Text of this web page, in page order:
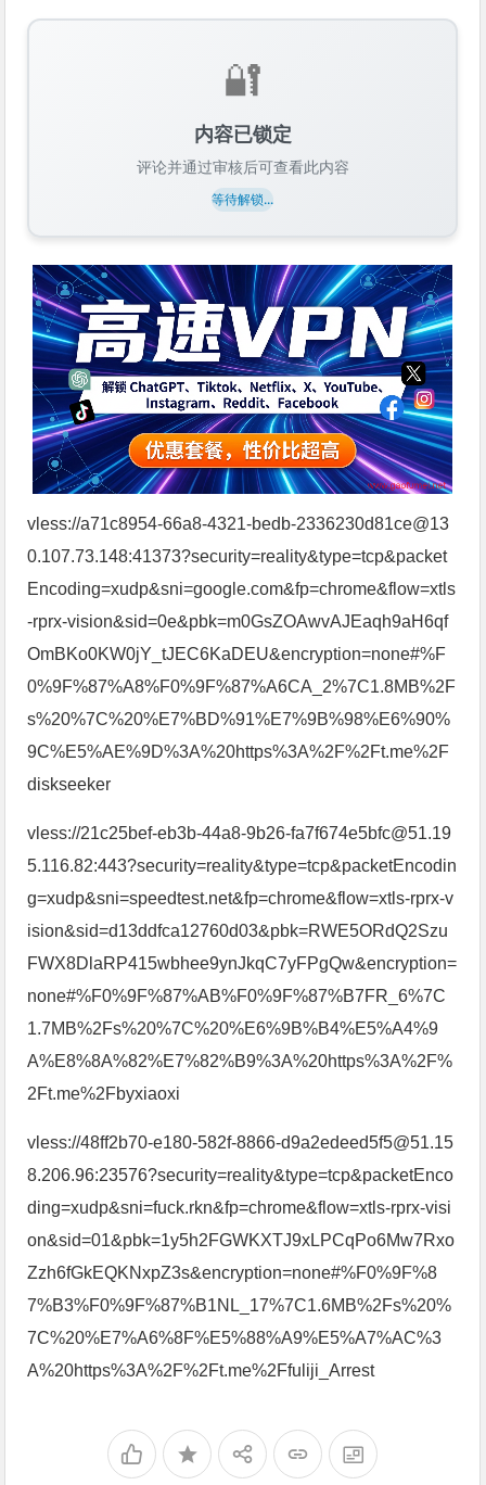
🔐
内容已锁定
评论并通过审核后可查看此内容
等待解锁...
vless://a71c8954-66a8-4321-bedb-2336230d81ce@13
0.107.73.148:41373?security=reality&type=tcp&packet
Encoding=xudp&sni=google.com&fp=chrome&flow=xtls
-rprx-vision&sid=0e&pbk=m0GsZOAwvAJEaqh9aH6qf
OmBKo0KW0jY_tJEC6KaDEU&encryption=none#%F
0%9F%87%A8%F0%9F%87%A6CA_2%7C1.8MB%2F
s%20%7C%20%E7%BD%91%E7%9B%98%E6%90%
9C%E5%AE%9D%3A%20https%3A%2F%2Ft.me%2F
diskseeker
vless://21c25bef-eb3b-44a8-9b26-fa7f674e5bfc@51.19
5.116.82:443?security=reality&type=tcp&packetEncodin
g=xudp&sni=speedtest.net&fp=chrome&flow=xtls-rprx-v
ision&sid=d13ddfca12760d03&pbk=RWE5ORdQ2Szu
FWX8DlaRP415wbhee9ynJkqC7yFPgQw&encryption=
none#%F0%9F%87%AB%F0%9F%87%B7FR_6%7C
1.7MB%2Fs%20%7C%20%E6%9B%B4%E5%A4%9
A%E8%8A%82%E7%82%B9%3A%20https%3A%2F%
2Ft.me%2Fbyxiaoxi
vless://48ff2b70-e180-582f-8866-d9a2edeed5f5@51.15
8.206.96:23576?security=reality&type=tcp&packetEnco
ding=xudp&sni=fuck.rkn&fp=chrome&flow=xtls-rprx-visi
on&sid=01&pbk=1y5h2FGWKXTJ9xLPCqPo6Mw7Rxo
Zzh6fGkEQKNxpZ3s&encryption=none#%F0%9F%8
7%B3%F0%9F%87%B1NL_17%7C1.6MB%2Fs%20%
7C%20%E7%A6%8F%E5%88%A9%E5%A7%AC%3
A%20https%3A%2F%2Ft.me%2Ffuliji_Arrest